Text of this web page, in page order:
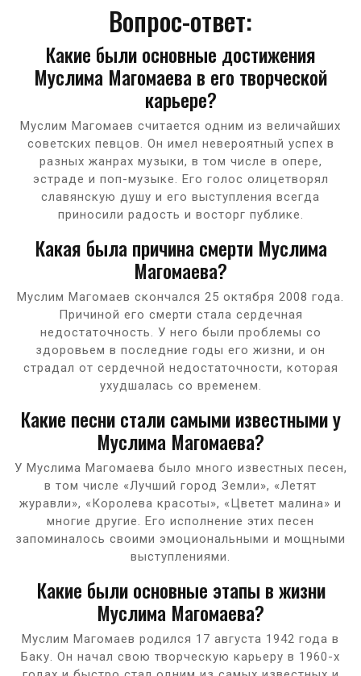
Вопрос-ответ:
Какие были основные достижения
Муслима Магомаева в его творческой
карьере?
Муслим Магомаев считается одним из величайших
советских певцов. Он имел невероятный успех в
разных жанрах музыки, в том числе в опере,
эстраде и поп-музыке. Его голос олицетворял
славянскую душу и его выступления всегда
приносили радость и восторг публике.
Какая была причина смерти Муслима
Магомаева?
Муслим Магомаев скончался 25 октября 2008 года.
Причиной его смерти стала сердечная
недостаточность. У него были проблемы со
здоровьем в последние годы его жизни, и он
страдал от сердечной недостаточности, которая
ухудшалась со временем.
Какие песни стали самыми известными у
Муслима Магомаева?
У Муслима Магомаева было много известных песен,
в том числе «Лучший город Земли», «Летят
журавли», «Королева красоты», «Цветет малина» и
многие другие. Его исполнение этих песен
запоминалось своими эмоциональными и мощными
выступлениями.
Какие были основные этапы в жизни
Муслима Магомаева?
Муслим Магомаев родился 17 августа 1942 года в
Баку. Он начал свою творческую карьеру в 1960-х